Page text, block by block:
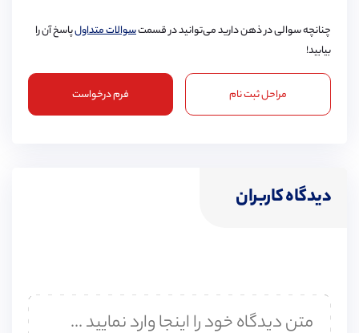
چنانچه سوالی در ذهن دارید می‌توانید در قسمتسوالات متداولپاسخ آن را
بیابید!
مراحل ثبت نام فرم درخواست
دیدگاه کاربران